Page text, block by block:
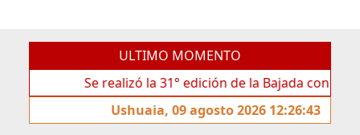
ULTIMO MOMENTO
Se realizó la 31° edición de la Bajada con Antorchas
Ushuaia, 09 agosto 2026 12:26:43